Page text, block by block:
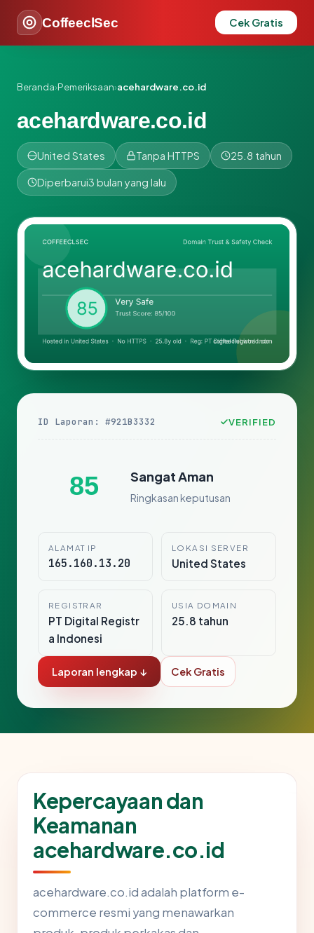
CoffeeclSec Cek Gratis
Beranda›Pemeriksaan›acehardware.co.id
acehardware.co.id
United States Tanpa HTTPS 25.8 tahun
Diperbarui3 bulan yang lalu
ID Laporan: #921B3332 VERIFIED
85 Sangat Aman
Ringkasan keputusan
ALAMAT IP
165.160.13.20
LOKASI SERVER
United States
REGISTRAR
PT Digital Registr
a Indonesi
USIA DOMAIN
25.8 tahun
Laporan lengkap ↓ Cek Gratis
Kepercayaan dan
Keamanan
acehardware.co.id
acehardware.co.id adalah platform e-
commerce resmi yang menawarkan